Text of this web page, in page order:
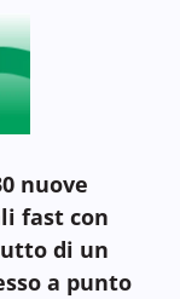
nuove
fast con
di un
a punto